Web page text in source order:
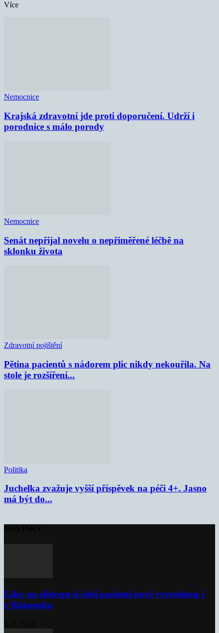
Více
Nemocnice
Krajská zdravotní jde proti doporučení. Udrží i
porodnice s málo porody
Nemocnice
Senát nepřijal novelu o nepřiměřené léčbě na
sklonku života
Zdravotní pojištění
Pětina pacientů s nádorem plic nikdy nekouřila. Na
stole je rozšíření...
Politika
Juchelka zvažuje vyšší příspěvek na péči 4+. Jasno
má být do...
Léky na eRecept si čeští pacienti nově vyzvednou i
v Rakousku